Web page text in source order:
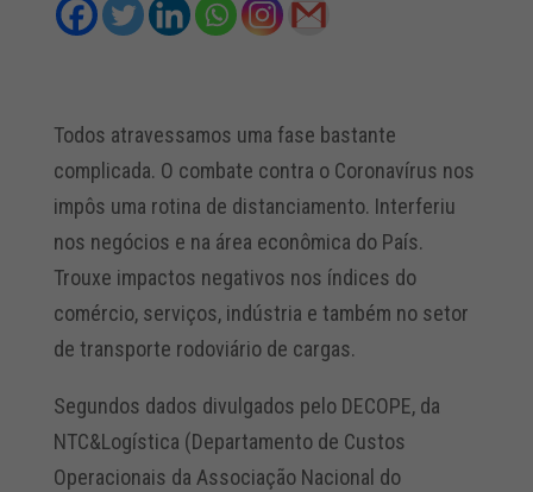
Todos atravessamos uma fase bastante
complicada. O combate contra o Coronavírus nos
impôs uma rotina de distanciamento. Interferiu
nos negócios e na área econômica do País.
Trouxe impactos negativos nos índices do
comércio, serviços, indústria e também no setor
de transporte rodoviário de cargas.
Segundos dados divulgados pelo DECOPE, da
NTC&Logística (Departamento de Custos
Operacionais da Associação Nacional do